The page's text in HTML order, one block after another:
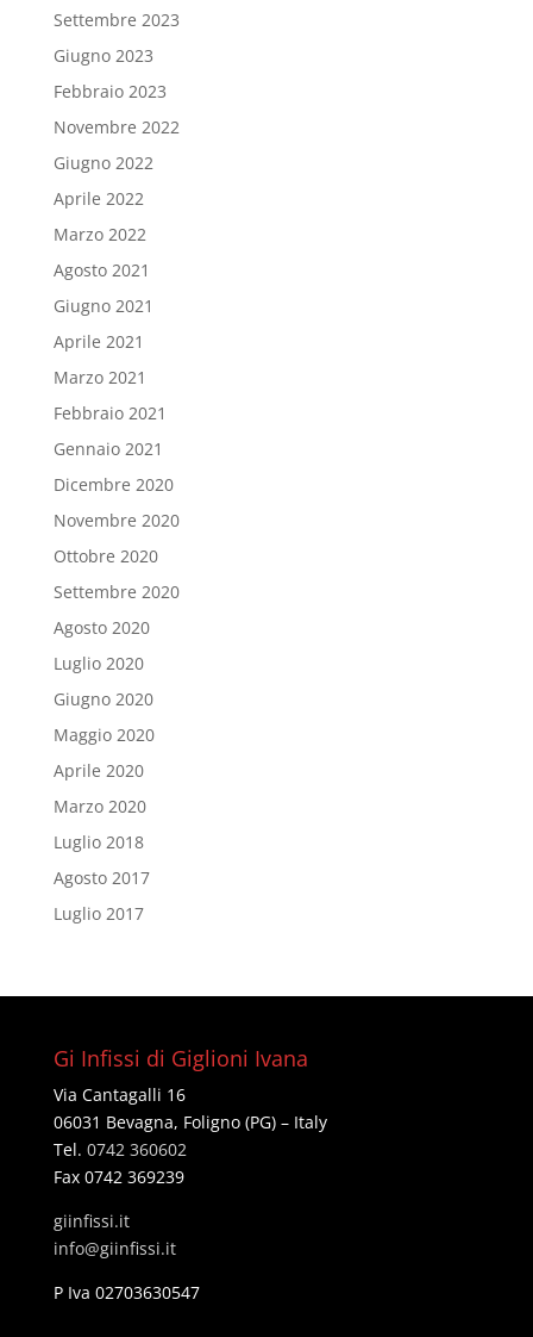
Settembre 2023
Giugno 2023
Febbraio 2023
Novembre 2022
Giugno 2022
Aprile 2022
Marzo 2022
Agosto 2021
Giugno 2021
Aprile 2021
Marzo 2021
Febbraio 2021
Gennaio 2021
Dicembre 2020
Novembre 2020
Ottobre 2020
Settembre 2020
Agosto 2020
Luglio 2020
Giugno 2020
Maggio 2020
Aprile 2020
Marzo 2020
Luglio 2018
Agosto 2017
Luglio 2017
Gi Infissi di Giglioni Ivana
Via Cantagalli 16
06031 Bevagna, Foligno (PG) – Italy
Tel. 0742 360602
Fax 0742 369239
giinfissi.it
ti.issifniig
@ofni
P Iva 02703630547